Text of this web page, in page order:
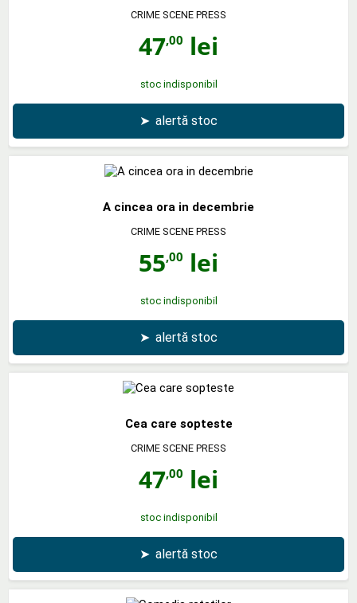
CRIME SCENE PRESS
47,00 lei
stoc indisponibil
➤ alertă stoc
A cincea ora in decembrie
CRIME SCENE PRESS
55,00 lei
stoc indisponibil
➤ alertă stoc
Cea care sopteste
CRIME SCENE PRESS
47,00 lei
stoc indisponibil
➤ alertă stoc